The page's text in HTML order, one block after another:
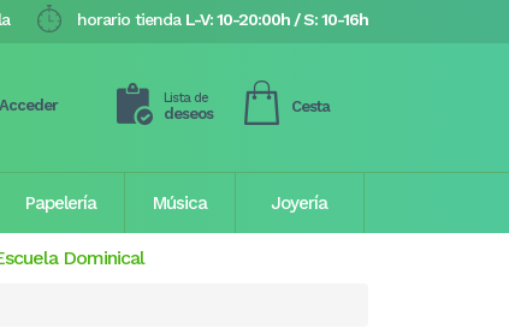
horario tienda L-V: 10-20:00h / S: 10-16h
Acceder Lista de
deseos Cesta
Papelería Música Joyería
Dominical